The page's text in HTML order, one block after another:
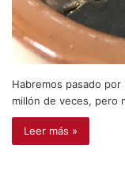
Habremos pasado
millón de veces, pero
Leer más »